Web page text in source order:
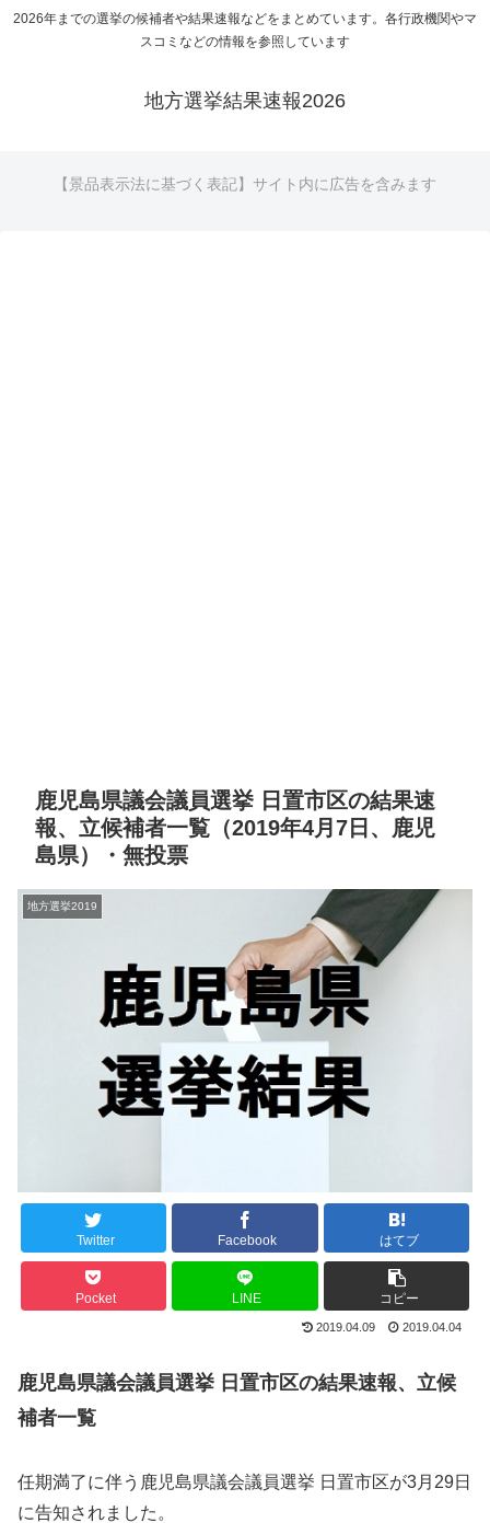
2026年までの選挙の候補者や結果速報などをまとめています。各行政機関やマ
スコミなどの情報を参照しています
地方選挙結果速報2026
【景品表示法に基づく表記】サイト内に広告を含みます
鹿児島県議会議員選挙 日置市区の結果速
報、立候補者一覧（2019年4月7日、鹿児
島県）・無投票
地方選挙2019
Twitter Facebook はてブ
Pocket LINE コピー
2019.04.09 2019.04.04
鹿児島県議会議員選挙 日置市区の結果速報、立候
補者一覧
任期満了に伴う鹿児島県議会議員選挙 日置市区が3月29日
に告知されました。